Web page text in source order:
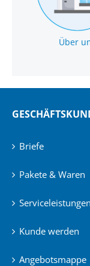
Über
Briefe
Pakete & Waren
Serviceleistungen
Kunde werden
Angebotsmappe